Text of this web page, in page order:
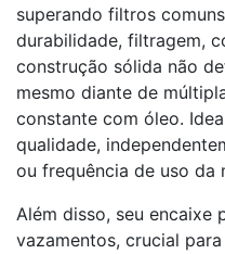
superando filtros
durabilidade, filtragem,
construção sólida não
mesmo diante de
constante com óleo.
qualidade,
ou frequência de uso da
Além disso, seu encaixe
vazamentos, crucial